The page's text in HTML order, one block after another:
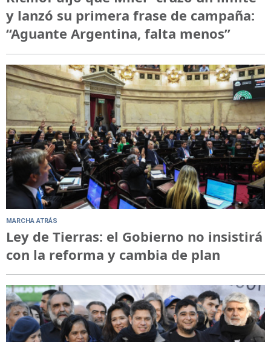
y lanzó su primera frase de campaña:
“Aguante Argentina, falta menos”
MARCHA ATRÁS
Ley de Tierras: el Gobierno no insistirá
con la reforma y cambia de plan